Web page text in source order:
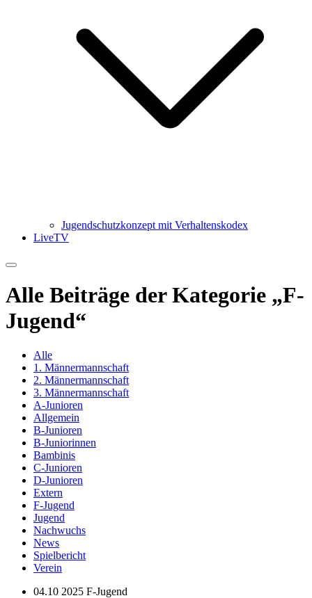
Jugendschutzkonzept mit Verhaltenskodex
LiveTV
Alle Beiträge der Kategorie „F-
Jugend“
Alle
1. Männermannschaft
2. Männermannschaft
3. Männermannschaft
A-Junioren
Allgemein
B-Junioren
B-Juniorinnen
Bambinis
C-Junioren
D-Junioren
Extern
F-Jugend
Jugend
Nachwuchs
News
Spielbericht
Verein
04.10 2025 F-Jugend